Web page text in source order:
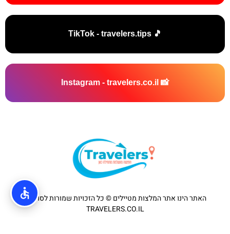
🎵 TikTok - travelers.tips
📸 Instagram - travelers.co.il
האתר הינו אתר המלצות מטיילים © כל הזכויות שמורות לסוכנות
TRAVELERS.CO.IL